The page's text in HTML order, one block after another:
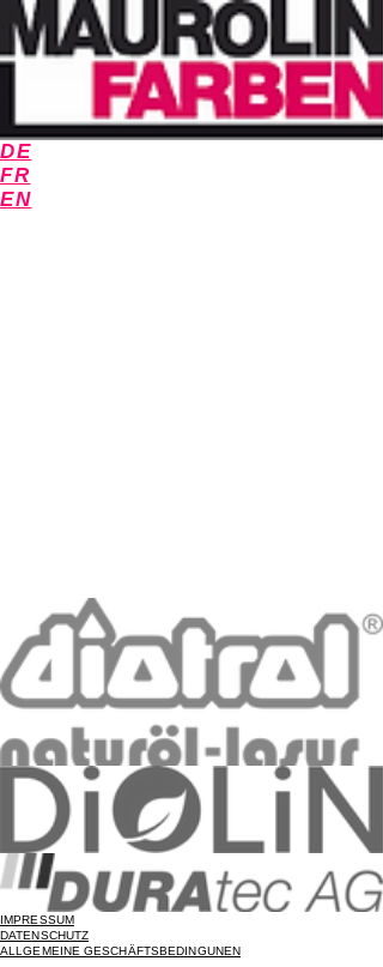
DE
FR
EN
IMPRESSUM
DATENSCHUTZ
ALLGEMEINE GESCHÄFTSBEDINGUNEN